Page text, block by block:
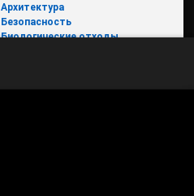
Архитектура
Безопасность
Биологические отходы